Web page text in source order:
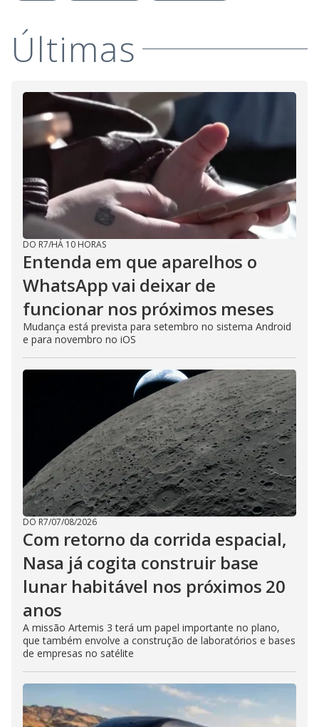
Últimas
DO R7/HÁ 10 HORAS
Entenda em que aparelhos o
WhatsApp vai deixar de
funcionar nos próximos meses
Mudança está prevista para setembro no sistema Android
e para novembro no iOS
DO R7/07/08/2026
Com retorno da corrida espacial,
Nasa já cogita construir base
lunar habitável nos próximos 20
anos
A missão Artemis 3 terá um papel importante no plano,
que também envolve a construção de laboratórios e bases
de empresas no satélite